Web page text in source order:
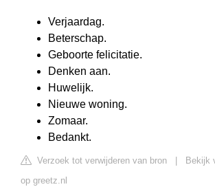
Verjaardag.
Beterschap.
Geboorte felicitatie.
Denken aan.
Huwelijk.
Nieuwe woning.
Zomaar.
Bedankt.
Verzoek tot verwijderen van bron
Bekijk
op greetz.nl